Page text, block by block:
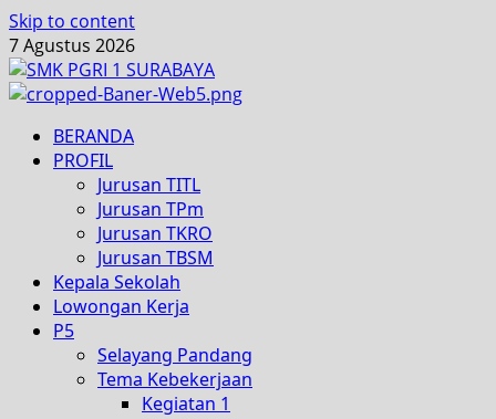
Skip to content
7 Agustus 2026
BERANDA
PROFIL
Jurusan TITL
Jurusan TPm
Jurusan TKRO
Jurusan TBSM
Kepala Sekolah
Lowongan Kerja
P5
Selayang Pandang
Tema Kebekerjaan
Kegiatan 1